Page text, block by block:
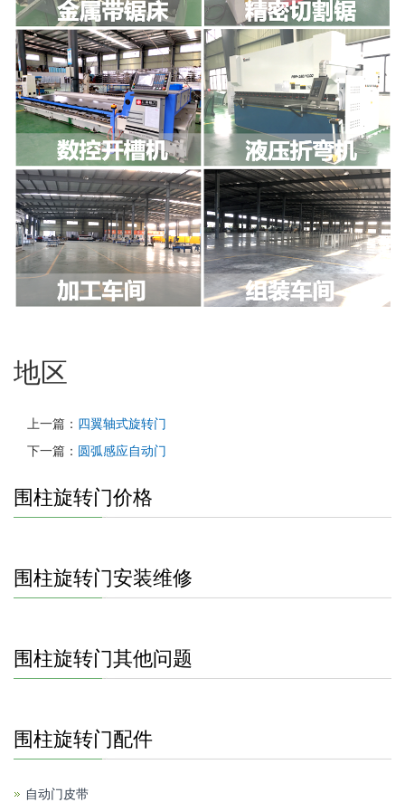
地区
上一篇： 四翼轴式旋转门
下一篇： 圆弧感应自动门
围柱旋转门价格
围柱旋转门安装维修
围柱旋转门其他问题
围柱旋转门配件
自动门皮带